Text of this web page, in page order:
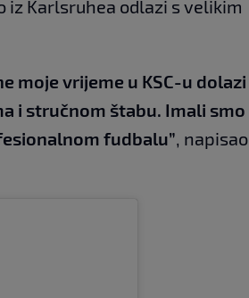
iz Karlsruhea odlazi s velikim
moje vrijeme u KSC-u dolazi
i stručnom štabu. Imali smo
fudbalu”, napisao